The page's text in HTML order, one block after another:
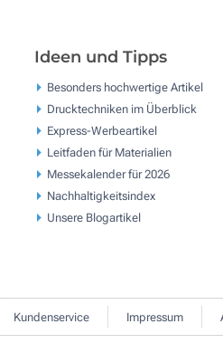
Ideen und Tipps
Besonders hochwertige Artikel
Drucktechniken im Überblick
Express-Werbeartikel
Leitfaden für Materialien
Messekalender für 2026
Nachhaltigkeitsindex
Unsere Blogartikel
Kundenservice Impressum